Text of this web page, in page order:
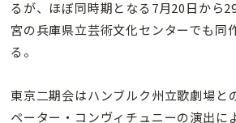
るが、ほぼ同時期となる7月20日から
宮の兵庫県立芸術文化センターでも同
る。
東京二期会はハンブルク州立歌劇場と
ペーター・コンヴィチュニーの演出に